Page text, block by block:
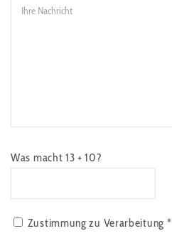
Was macht 13 + 10?
Zustimmung zu Verarbeitung *